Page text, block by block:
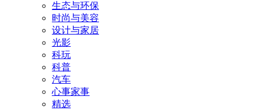
生态与环保
时尚与美容
设计与家居
光影
科玩
科普
汽车
心事家事
精选